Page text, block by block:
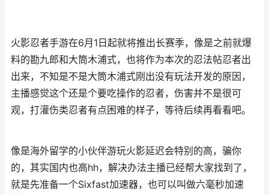
火影忍者手游在6月1日起就将推出长赛季，像是之前就爆
料的勘九郎和大筒木浦式，也将作为本次的忍法帖忍者出
出来，不知是不是大筒木浦式刚出没有玩法开发的原因，
主播感觉这个还是个要吃操作的忍者，伤害并不是很可
观，打灌伤类忍者有点困难的样子，等待后续再看看吧。
像是海外留学的小伙伴游玩火影延迟会特别的高，骗你
的，其实国内也高hh，解决办法主播已经帮大家找到了，
就是先准备一个Sixfast加速器，也可以叫做六毫秒加速